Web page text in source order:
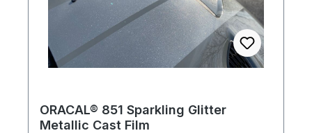
ORACAL® 851 Sparkling Glitter
Metallic Cast Film